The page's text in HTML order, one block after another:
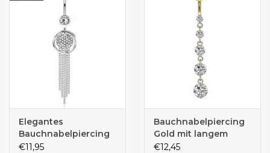
Elegantes
Bauchnabelpiercing
mit 55 mm langem
€11,95
Bauchnabelpiercing
Gold mit langem
Kristall-Anhänger –
€12,45